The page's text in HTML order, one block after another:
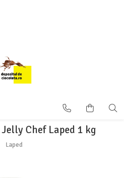
Chef Laped 1 kg
Laped